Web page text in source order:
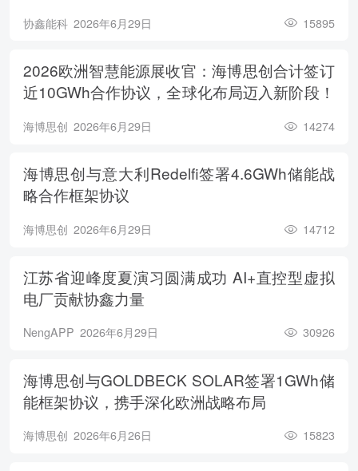
协鑫能科 2026年6月29日 15895
2026欧洲智慧能源展收官：海博思创合计签订
近10GWh合作协议，全球化布局迈入新阶段！
海博思创 2026年6月29日 14274
海博思创与意大利Redelfi签署4.6GWh储能战
略合作框架协议
海博思创 2026年6月29日 14712
江苏省迎峰度夏演习圆满成功 AI+直控型虚拟
电厂贡献协鑫力量
NengAPP 2026年6月29日 30926
海博思创与GOLDBECK SOLAR签署1GWh储
能框架协议，携手深化欧洲战略布局
海博思创 2026年6月26日 15823